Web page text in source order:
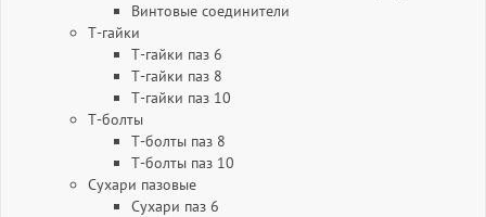
Винтовые соединители
Т-гайки
Т-гайки паз 6
Т-гайки паз 8
Т-гайки паз 10
Т-болты
Т-болты паз 8
Т-болты паз 10
Сухари пазовые
Сухари паз 6